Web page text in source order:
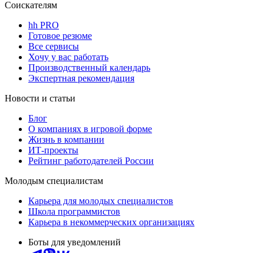
Соискателям
hh PRO
Готовое резюме
Все сервисы
Хочу у вас работать
Производственный календарь
Экспертная рекомендация
Новости и статьи
Блог
О компаниях в игровой форме
Жизнь в компании
ИТ-проекты
Рейтинг работодателей России
Молодым специалистам
Карьера для молодых специалистов
Школа программистов
Карьера в некоммерческих организациях
Боты для уведомлений